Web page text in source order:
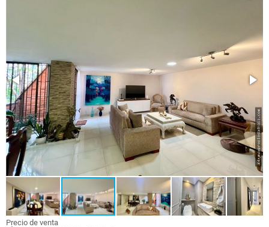
Precio de venta